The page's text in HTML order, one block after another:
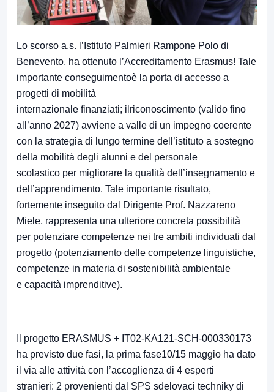
Lo scorso a.s. l’Istituto Palmieri Rampone Polo di
Benevento, ha ottenuto l’Accreditamento Erasmus! Tale
importante conseguimentoè la porta di accesso a
progetti di mobilità
internazionale finanziati; ilriconoscimento (valido fino
all’anno 2027) avviene a valle di un impegno coerente
con la strategia di lungo termine dell’istituto a sostegno
della mobilità degli alunni e del personale
scolastico per migliorare la qualità dell’insegnamento e
dell’apprendimento. Tale importante risultato,
fortemente inseguito dal Dirigente Prof. Nazzareno
Miele, rappresenta una ulteriore concreta possibilità
per potenziare competenze nei tre ambiti individuati dal
progetto (potenziamento delle competenze linguistiche,
competenze in materia di sostenibilità ambientale
e capacità imprenditive).
Il progetto ERASMUS + IT02-KA121-SCH-000330173
ha previsto due fasi, la prima fase10/15 maggio ha dato
il via alle attività con l’accoglienza di 4 esperti
stranieri: 2 provenienti dal SPS sdelovaci techniky di